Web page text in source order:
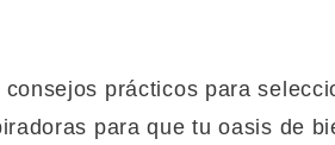
consejos prácticos para
para que tu oasis de